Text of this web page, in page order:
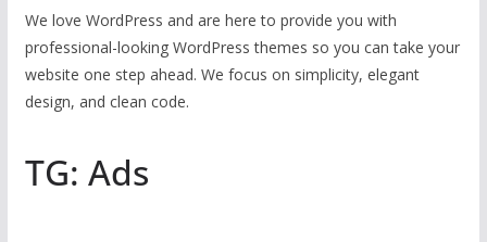
We love WordPress and are here to provide you with
professional-looking WordPress themes so you can take your
website one step ahead. We focus on simplicity, elegant
design, and clean code.
TG: Ads